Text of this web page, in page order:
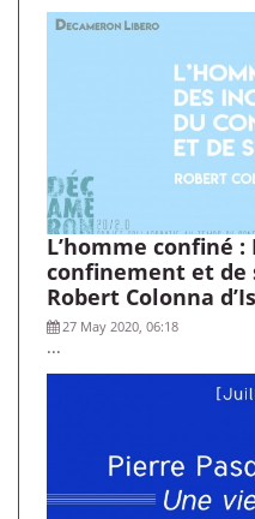
L’homme confiné
confinement et de
Robert Colonna
27 May 2020, 06:18
...